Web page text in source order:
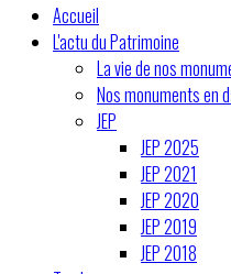
Accueil
L'actu du Patrimoine
La vie de nos
Nos monuments en
JEP
JEP 2025
JEP 2021
JEP 2020
JEP 2019
JEP 2018